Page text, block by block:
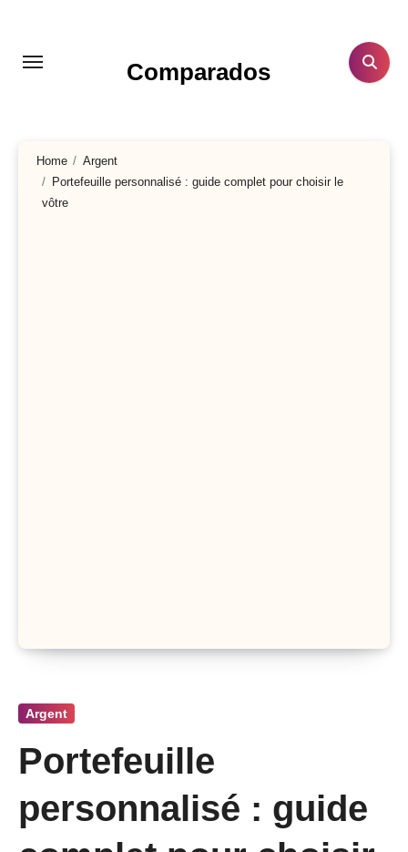
contenu
Comparados
Home
Argent
Portefeuille personnalisé : guide complet pour choisir le
vôtre
Argent
Portefeuille
personnalisé : guide